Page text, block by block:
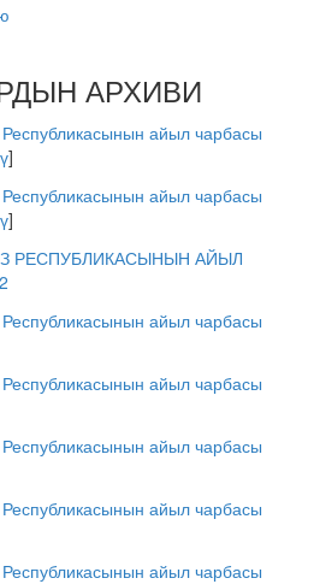
АРХИВИ
айыл чарбасы
]
айыл чарбасы
]
РЕСПУБЛИКАСЫНЫН АЙЫЛ
айыл чарбасы
айыл чарбасы
айыл чарбасы
айыл чарбасы
айыл чарбасы